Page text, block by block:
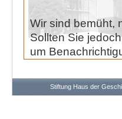
Wir sind bemüht,
Sollten Sie
um
Stiftung Haus der